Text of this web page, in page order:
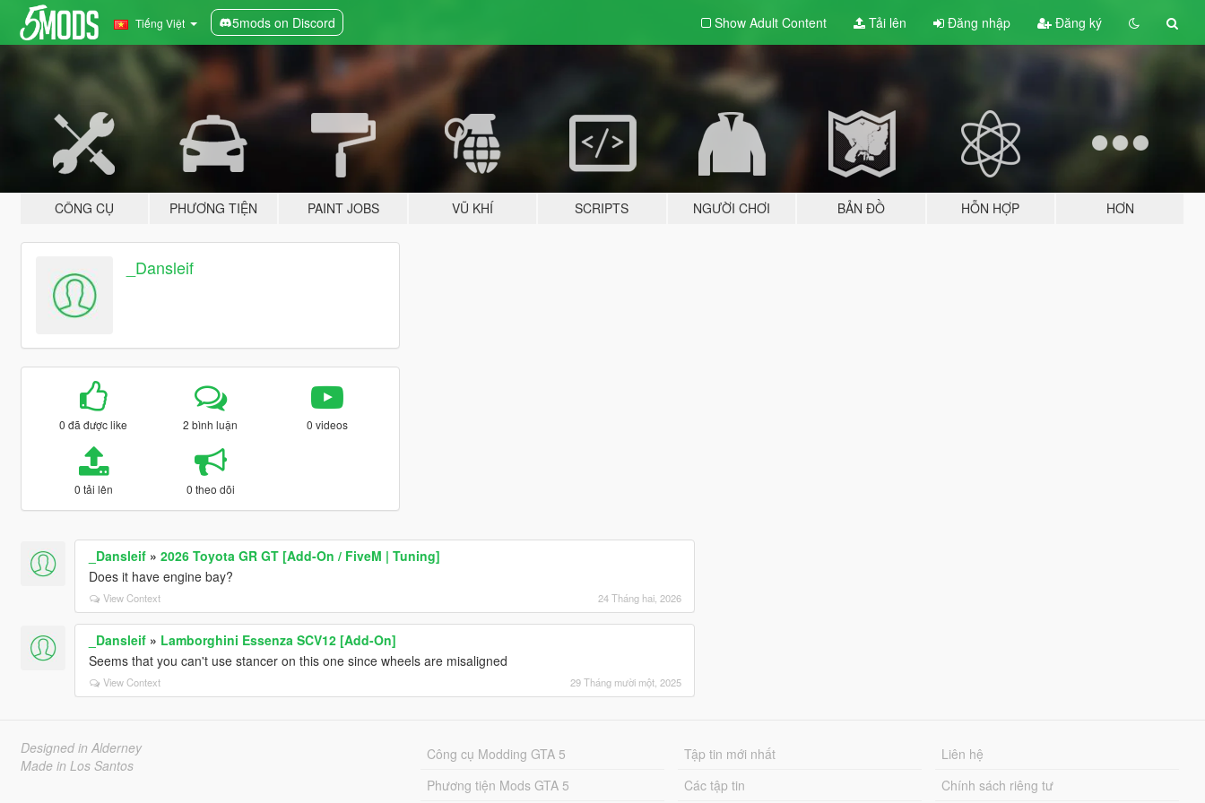
Tiếng Việt 5mods on Discord Show Adult Content Tải lên Đăng nhập Đăng ký
CÔNG CỤ PHƯƠNG TIỆN PAINT JOBS VŨ KHÍ SCRIPTS NGƯỜI CHƠI BẢN ĐỒ HỖN HỢP HƠN
_Dansleif
0 đã được like 2 bình luận 0 videos
0 tải lên 0 theo dõi
_Dansleif» 2026 Toyota GR GT [Add-On / FiveM | Tuning]
Does it have engine bay?
View Context 24 Tháng hai, 2026
_Dansleif» Lamborghini Essenza SCV12 [Add-On]
Seems that you can't use stancer on this one since wheels are misaligned
View Context 29 Tháng mười một, 2025
Designed in Alderney
Made in Los Santos
Công cụ Modding GTA 5
Phương tiện Mods GTA 5
Tập tin mới nhất
Các tập tin
Liên hệ
Chính sách riêng tư